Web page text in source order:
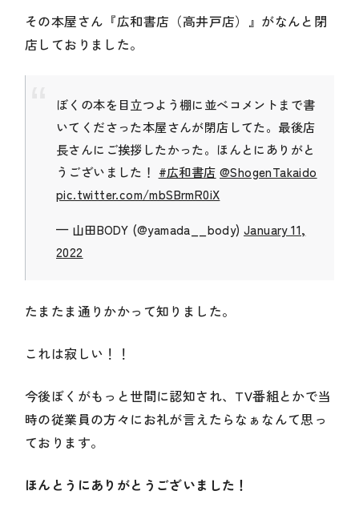
その本屋さん『広和書店（高井戸店）』がなんと閉
店しておりました。
ぼくの本を目立つよう棚に並べコメントまで書
いてくださった本屋さんが閉店してた。最後店
長さんにご挨拶したかった。ほんとにありがと
うございました！ #広和書店 @ShogenTakaido
pic.twitter.com/mbSBrmR0iX
— 山田BODY (@yamada__body) January 11,
2022
たまたま通りかかって知りました。
これは寂しい！！
今後ぼくがもっと世間に認知され、TV番組とかで当
時の従業員の方々にお礼が言えたらなぁなんて思っ
ております。
ほんとうにありがとうございました！